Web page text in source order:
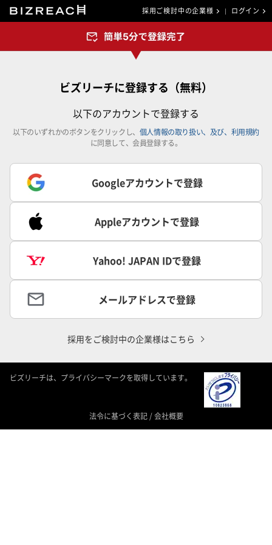
採用ご検討中の企業様 ログイン
ビズリーチに登録する（無料）
以下のアカウントで登録する
以下のいずれかのボタンをクリックし、 個人情報の取り扱い、及び、利用規約
に同意して、会員登録する。
Googleアカウントで登録
Appleアカウントで登録
Yahoo! JAPAN IDで登録
メールアドレスで登録
採用をご検討中の企業様はこちら
ビズリーチは、プライバシーマークを取得しています。
法令に基づく表記 /会社概要